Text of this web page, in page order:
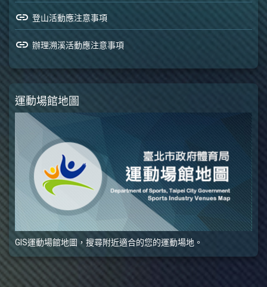
link 登山活動應注意事項
link 辦理溯溪活動應注意事項
運動場館地圖
GIS運動場館地圖，搜尋附近適合的您的運動場地。